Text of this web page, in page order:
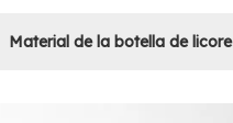
Material de la botella de